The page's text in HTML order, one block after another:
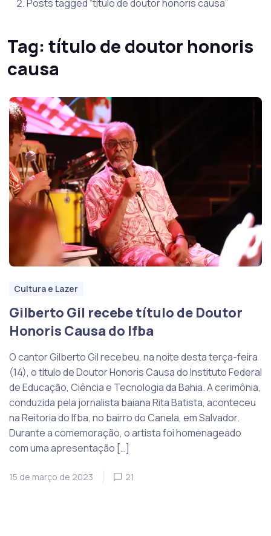
Posts tagged “título de doutor honoris causa”
Tag: título de doutor honoris
causa
Cultura e Lazer
Gilberto Gil recebe título de Doutor
Honoris Causa do Ifba
O cantor Gilberto Gil recebeu, na noite desta terça-feira
(14), o título de Doutor Honoris Causa do Instituto Federal
de Educação, Ciência e Tecnologia da Bahia. A cerimônia,
conduzida pela jornalista baiana Rita Batista, aconteceu
na Reitoria do Ifba, no bairro do Canela, em Salvador.
Durante a comemoração, o artista foi homenageado
com uma apresentação […]
15 de março de 2023 21